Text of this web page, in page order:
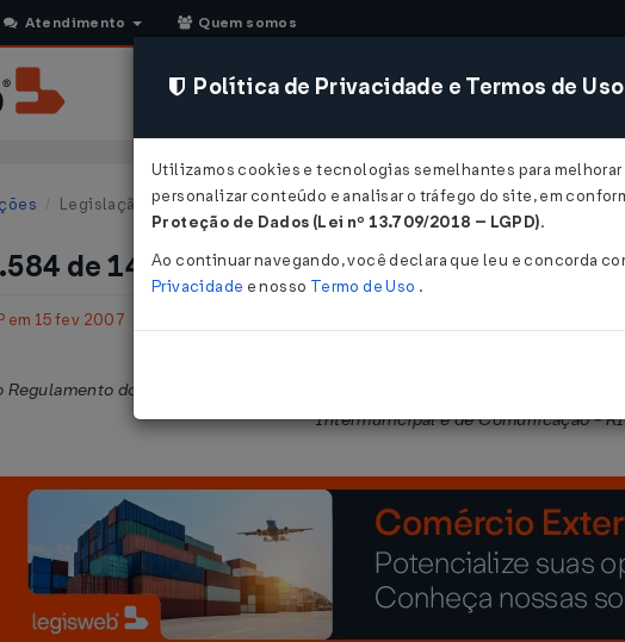
Atendimento Quem somos
CONSULTORIA SISTEMAS
Legislação Estadual - São Paulo
de 14/02/2007
em 15 fev 2007
do Imposto sobre Operações Relativas à Circulação de
Intermunicipal e de Comunicação -
Política de Privacidade e Termos de Uso
Utilizamos cookies e tecnologias semelhantes para
personalizar conteúdo e analisar o tráfego do site, em
Proteção de Dados (Lei nº 13.709/2018 – LGPD).
Ao continuar navegando, você declara que leu e concorda
Privacidade e nosso Termo de Uso .